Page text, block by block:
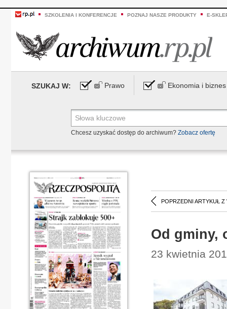
SZKOLENIA I KONFERENCJE POZNAJ NASZE PRODUKTY E-
SZUKAJ W: Prawo Ekonomia i biznes
Chcesz uzyskać dostęp do archiwum? Zobacz ofertę
POPRZEDNI ARTYKUŁ Z
Od gminy,
23 kwietnia